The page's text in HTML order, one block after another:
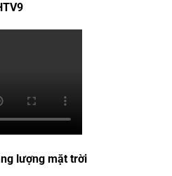
lượng mặt trời